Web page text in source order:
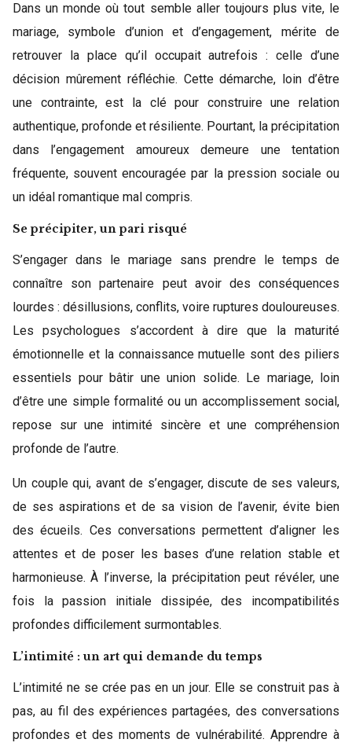
Dans un monde où tout semble aller toujours plus vite, le
mariage, symbole d’union et d’engagement, mérite de
retrouver la place qu’il occupait autrefois : celle d’une
décision mûrement réfléchie. Cette démarche, loin d’être
une contrainte, est la clé pour construire une relation
authentique, profonde et résiliente. Pourtant, la précipitation
dans l’engagement amoureux demeure une tentation
fréquente, souvent encouragée par la pression sociale ou
un idéal romantique mal compris.
Se précipiter, un pari risqué
S’engager dans le mariage sans prendre le temps de
connaître son partenaire peut avoir des conséquences
lourdes : désillusions, conflits, voire ruptures douloureuses.
Les psychologues s’accordent à dire que la maturité
émotionnelle et la connaissance mutuelle sont des piliers
essentiels pour bâtir une union solide. Le mariage, loin
d’être une simple formalité ou un accomplissement social,
repose sur une intimité sincère et une compréhension
profonde de l’autre.
Un couple qui, avant de s’engager, discute de ses valeurs,
de ses aspirations et de sa vision de l’avenir, évite bien
des écueils. Ces conversations permettent d’aligner les
attentes et de poser les bases d’une relation stable et
harmonieuse. À l’inverse, la précipitation peut révéler, une
fois la passion initiale dissipée, des incompatibilités
profondes difficilement surmontables.
L’intimité : un art qui demande du temps
L’intimité ne se crée pas en un jour. Elle se construit pas à
pas, au fil des expériences partagées, des conversations
profondes et des moments de vulnérabilité. Apprendre à